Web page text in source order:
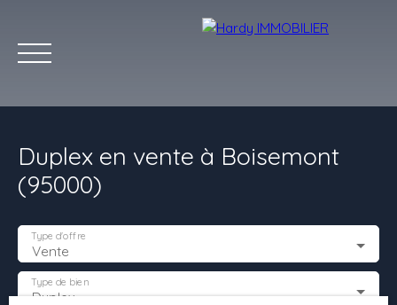
Accueil Les villes qu'on aime
Duplex en vente à Boisemont
(95000)
Vente
Type d'offre
Duplex
Type de bien